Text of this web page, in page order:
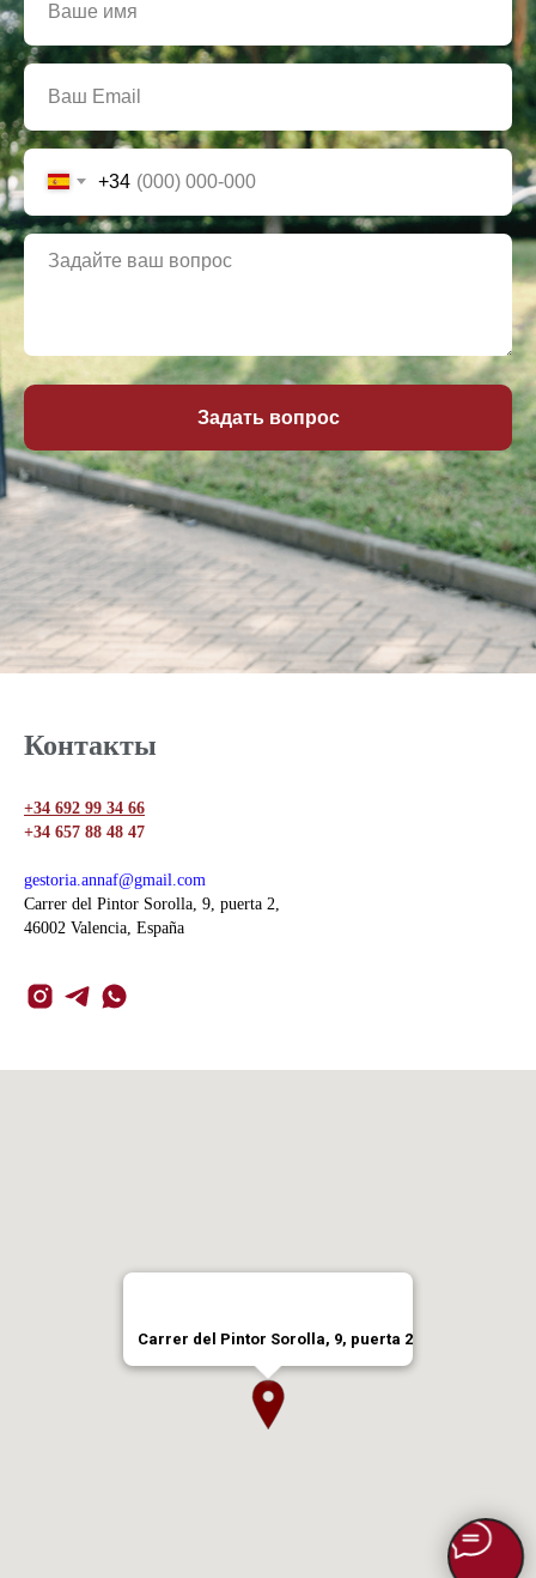
+34
Задать вопрос
Контакты
+34 692 99 34 66
+34 657 88 48 47
gestoria.annaf@gmail.com
Carrer del Pintor Sorolla, 9, puerta 2,
46002 Valencia, España
Carrer del Pintor Sorolla, 9, puerta 2